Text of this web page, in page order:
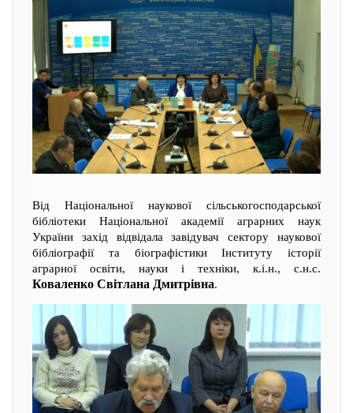
Від Національної наукової сільськогосподарської
бібліотеки Національної академії аграрних наук
України захід відвідала завідувач сектору наукової
бібліографії та біографістики Інституту історії
аграрної освіти, науки і техніки, к.і.н., с.н.с.
Коваленко Світлана Дмитрівна.